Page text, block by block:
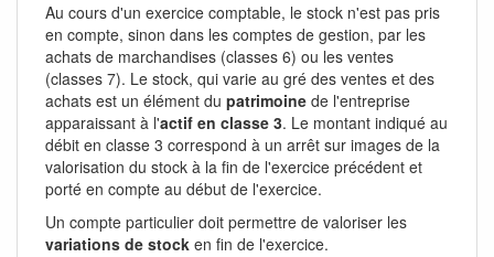
Au cours d'un exercice comptable, le stock n'est pas pris
en compte, sinon dans les comptes de gestion, par les
achats de marchandises (classes 6) ou les ventes
(classes 7). Le stock, qui varie au gré des ventes et des
achats est un élément du patrimoine de l'entreprise
apparaissant à l'actif en classe 3. Le montant indiqué au
débit en classe 3 correspond à un arrêt sur images de la
valorisation du stock à la fin de l'exercice précédent et
porté en compte au début de l'exercice.
Un compte particulier doit permettre de valoriser les
variations de stock en fin de l'exercice.